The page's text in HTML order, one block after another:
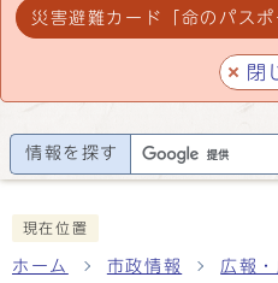
災害避難カード「命のパスポ
閉
情報を探す
現在位置
ホーム 市政情報 広報